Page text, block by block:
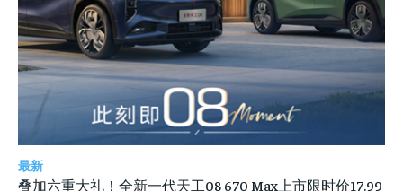
最新
叠加六重大礼！全新一代天工08 670 Max上市限时价17.99